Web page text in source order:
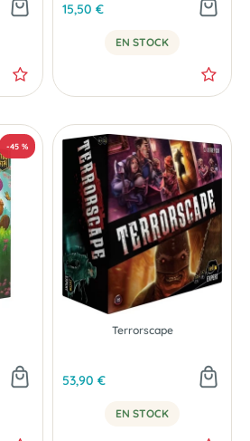
15,50 €
EN STOCK
Terrorscape
53,90 €
EN STOCK